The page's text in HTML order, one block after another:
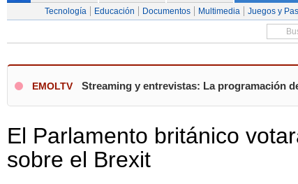
Tecnología Educación Documentos Multimedia Juegos y
EMOLTV Streaming y entrevistas: La programación
El Parlamento británico
sobre el Brexit